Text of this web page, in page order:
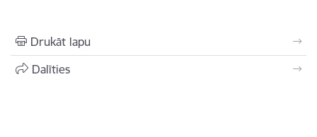
Drukāt lapu
Dalīties